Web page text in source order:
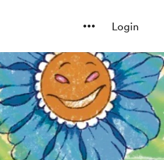
Login